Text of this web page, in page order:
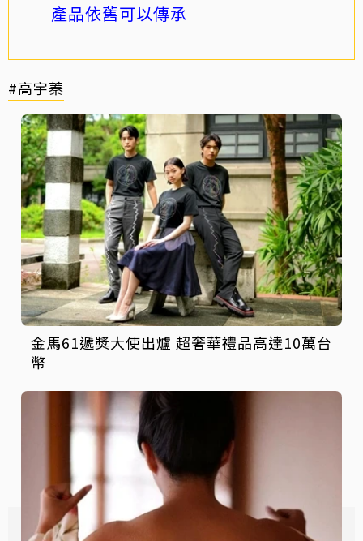
產品依舊可以傳承
#高宇蓁
金馬61遞獎大使出爐 超奢華禮品高達10萬台
幣